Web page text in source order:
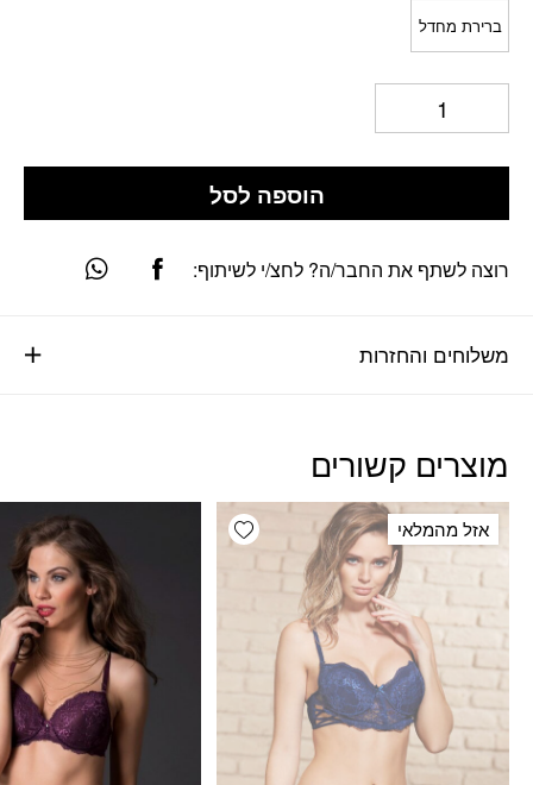
ברירת מחדל
הוספה לסל
משלוחים והחזרות
רוצה לשתף את החבר/ה? לחצ/י לשיתוף:
מוצרים קשורים
Add wishlist אזל מהמלאי